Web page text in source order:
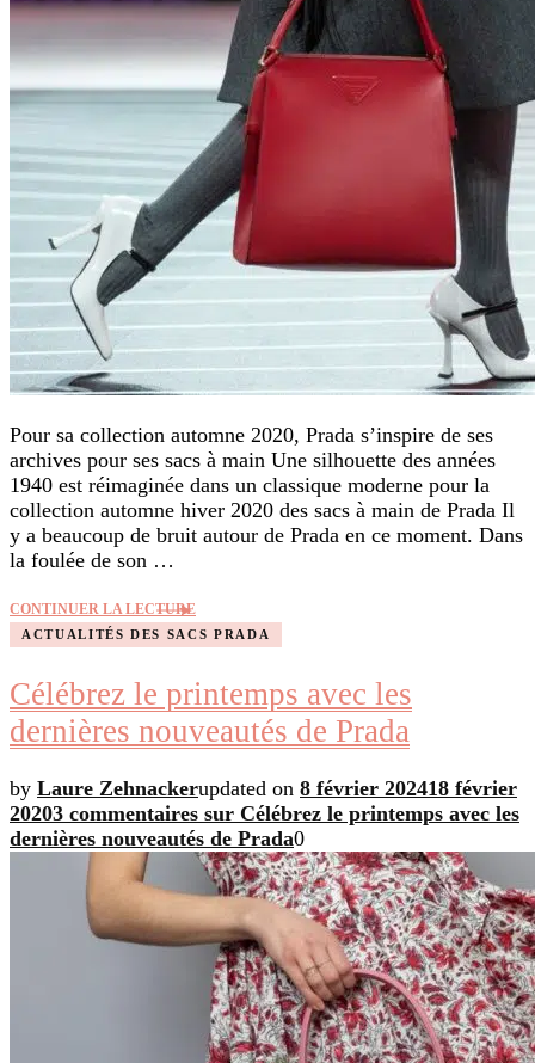
Pour sa collection automne 2020, Prada s’inspire de ses
archives pour ses sacs à main Une silhouette des années
1940 est réimaginée dans un classique moderne pour la
collection automne hiver 2020 des sacs à main de Prada Il
y a beaucoup de bruit autour de Prada en ce moment. Dans
la foulée de son …
CONTINUER LA LECTURE
ACTUALITÉS DES SACS PRADA
Célébrez le printemps avec les
dernières nouveautés de Prada
by Laure Zehnackerupdated on 8 février 202418 février
20203 commentaires sur Célébrez le printemps avec les
dernières nouveautés de Prada0